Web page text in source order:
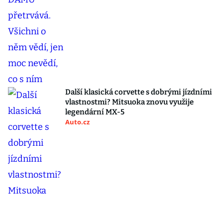
Další klasická corvette s dobrými jízdními
vlastnostmi? Mitsuoka znovu využije
legendární MX-5
Auto.cz